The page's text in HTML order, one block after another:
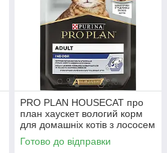
PRO PLAN HOUSECAT про
план хаускет вологий корм
для домашніх котів з лососем
у соусі, 85 гр
Готово до відправки